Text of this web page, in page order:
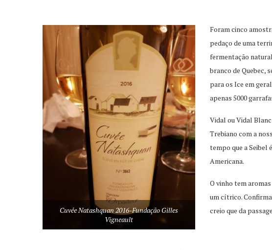
Cuvée Natashquan 2016-Fundação Gilles
Vigneault
Foram cinco
pedaço de uma
fermentação
branco de Quebec,
para os Ice em
apenas 5000
Vidal ou Vidal
Trebiano com a
tempo que a Seibel
Americana.
O vinho tem
um cítrico.
creio que da